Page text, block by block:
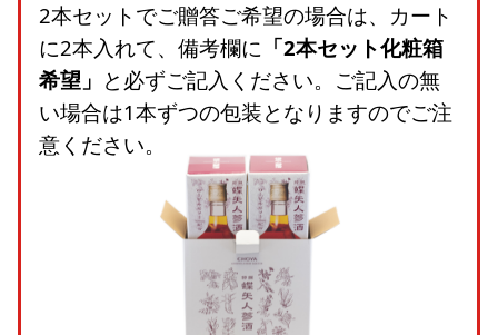
2本セットでご贈答ご希望の場合は、カート
に2本入れて、備考欄に 「2本セット化粧箱
希望」 と必ずご記入ください。ご記入の無
い場合は1本ずつの包装となりますのでご注
意ください。